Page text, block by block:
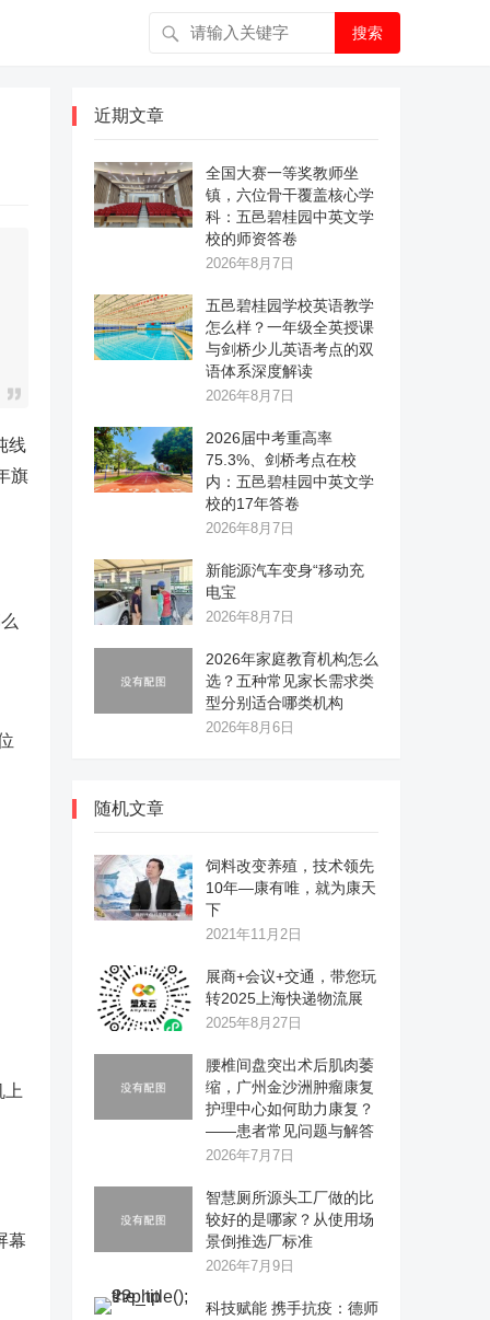
搜索
线
旗
幕
近期文章
全国大赛一等奖教师坐
镇，六位骨干覆盖核心学
科：五邑碧桂园中英文学
校的师资答卷
2026年8月7日
五邑碧桂园学校英语教学
怎么样？一年级全英授课
与剑桥少儿英语考点的双
语体系深度解读
2026年8月7日
2026届中考重高率
75.3%、剑桥考点在校
内：五邑碧桂园中英文学
校的17年答卷
2026年8月7日
新能源汽车变身“移动充
电宝
2026年8月7日
2026年家庭教育机构怎么
选？五种常见家长需求类
型分别适合哪类机构
2026年8月6日
随机文章
饲料改变养殖，技术领先
10年—康有唯，就为康天
下
2021年11月2日
展商+会议+交通，带您玩
转2025上海快递物流展
2025年8月27日
腰椎间盘突出术后肌肉萎
缩，广州金沙洲肿瘤康复
护理中心如何助力康复？
——患者常见问题与解答
2026年7月7日
智慧厕所源头工厂做的比
较好的是哪家？从使用场
景倒推选厂标准
2026年7月9日
科技赋能 携手抗疫：德师